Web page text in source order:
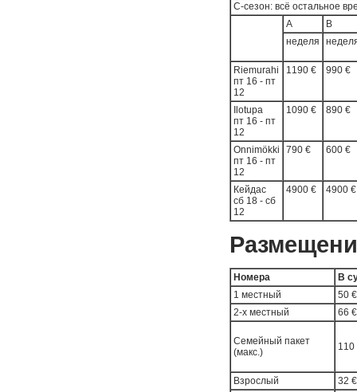
C-сезон: всё остальное
A
B
неделя
Riemurahi
пт 16 - пт
12
1190 € 990 €
Ilotupa
пт 16 - пт
12
1090 € 890 €
Onnimökki
пт 16 - пт
12
790 € 600 €
Кейдас
сб 18 - сб
12
4900 € 4900 €
Номера
В
1 местный
50 €
2-х местный
66 €
Семейный пакет
(макс.)
110
Взрослый
32 €